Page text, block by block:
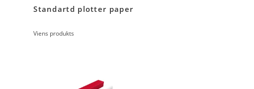
Standartd plotter paper
Viens produkts